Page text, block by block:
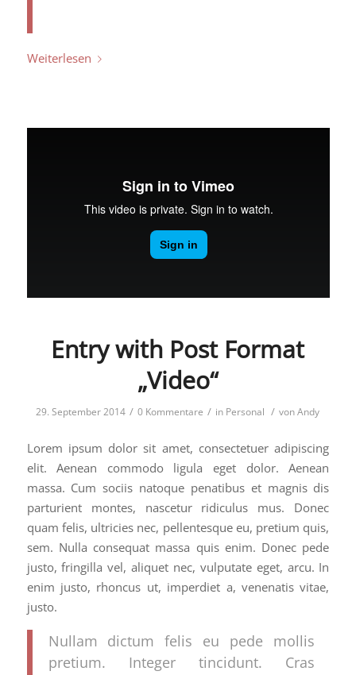
Weiterlesen
Entry with Post Format
„Video“
29. September 2014 / 0 Kommentare / in Personal / vonAndy
Lorem ipsum dolor sit amet, consectetuer adipiscing
elit. Aenean commodo ligula eget dolor. Aenean
massa. Cum sociis natoque penatibus et magnis dis
parturient montes, nascetur ridiculus mus. Donec
quam felis, ultricies nec, pellentesque eu, pretium quis,
sem. Nulla consequat massa quis enim. Donec pede
justo, fringilla vel, aliquet nec, vulputate eget, arcu. In
enim justo, rhoncus ut, imperdiet a, venenatis vitae,
justo.
Nullam dictum felis eu pede mollis
pretium. Integer tincidunt. Cras